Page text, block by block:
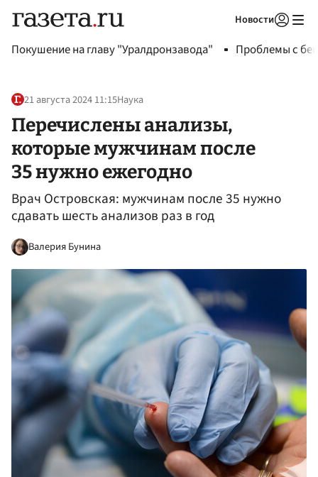
Новости
Покушение на главу "Уралдронзавода" Проблемы с
21 августа 2024 11:15Наука
Перечислены анализы,
которые мужчинам после
35 нужно ежегодно
Врач Островская: мужчинам после 35 нужно
сдавать шесть анализов раз в год
Валерия Бунина